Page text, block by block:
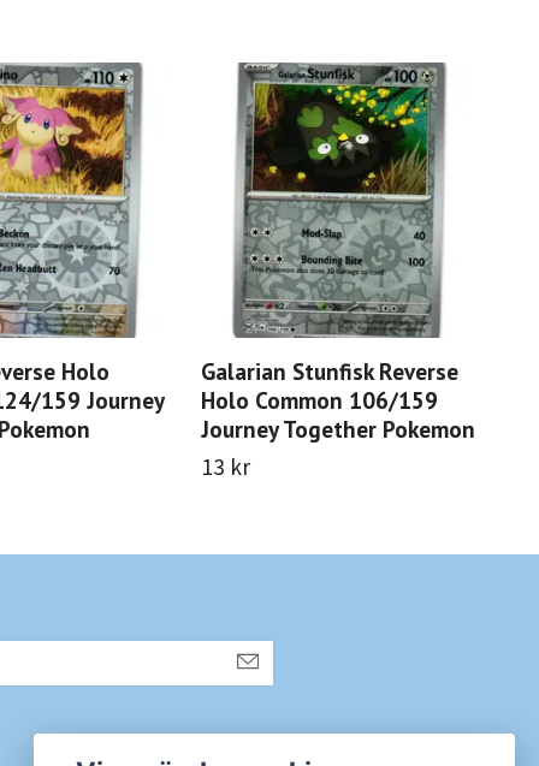
Holo
159 Journey
Galarian Stunfisk Reverse
Holo Common 106/159
Journey Together Pokemon
13 kr